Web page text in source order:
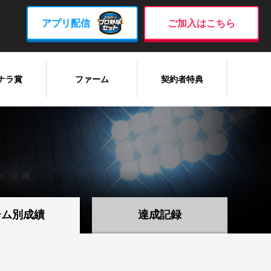
アプリ配信 ご加入はこちら
ラ賞 ファーム 契約者特典
別成績 達成記録